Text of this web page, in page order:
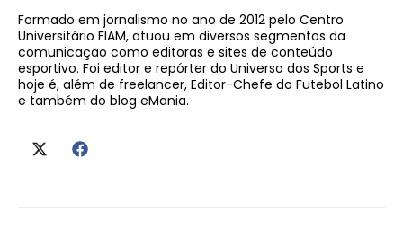
Formado em jornalismo no ano de 2012 pelo Centro
Universitário FIAM, atuou em diversos segmentos da
comunicação como editoras e sites de conteúdo
esportivo. Foi editor e repórter do Universo dos Sports e
hoje é, além de freelancer, Editor-Chefe do Futebol Latino
e também do blog eMania.